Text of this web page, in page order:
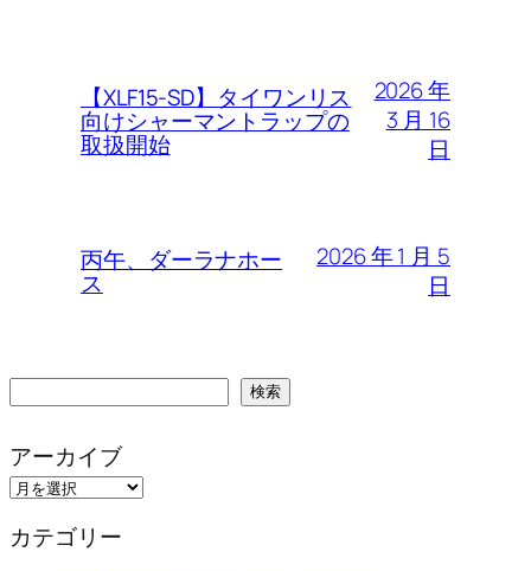
【XLF15-SD】タイワンリス
向けシャーマントラップの
取扱開始
2026 年
3 月 16
日
丙午、ダーラナホー
ス
2026 年 1 月 5
日
検索
アーカイブ
カテゴリー